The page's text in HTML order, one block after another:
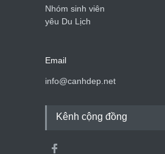
Nhóm sinh viên
yêu Du Lịch
Email
info@canhdep.net
Kênh cộng đồng